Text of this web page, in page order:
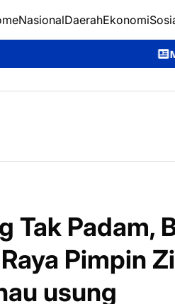
NasionalDaerahEkonomi
Murung Raya Expo
Tak Padam,
Pimpin
usung